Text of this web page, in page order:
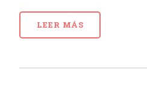
LEER MÁS